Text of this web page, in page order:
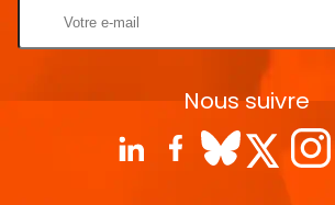
Nous suivre